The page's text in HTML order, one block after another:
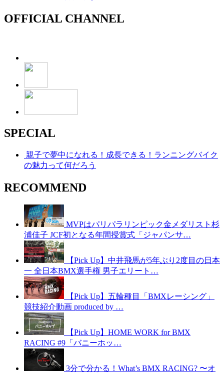
OFFICIAL CHANNEL
SPECIAL
親子で夢中になれる！成長できる！ランニングバイク
の魅力って何だろう
RECOMMEND
MVPはパリパラリンピック金メダリスト杉
浦佳子 JCF初となる年間授賞式「ジャパンサ…
【Pick Up】中井飛馬が5年ぶり2度目の日本
一 全日本BMX選手権 男子エリート…
【Pick Up】五輪種目「BMXレーシング」
競技紹介動画 produced by …
【Pick Up】HOME WORK for BMX
RACING #9「バニーホッ…
3分で分かる！What’s BMX RACING? 〜オ